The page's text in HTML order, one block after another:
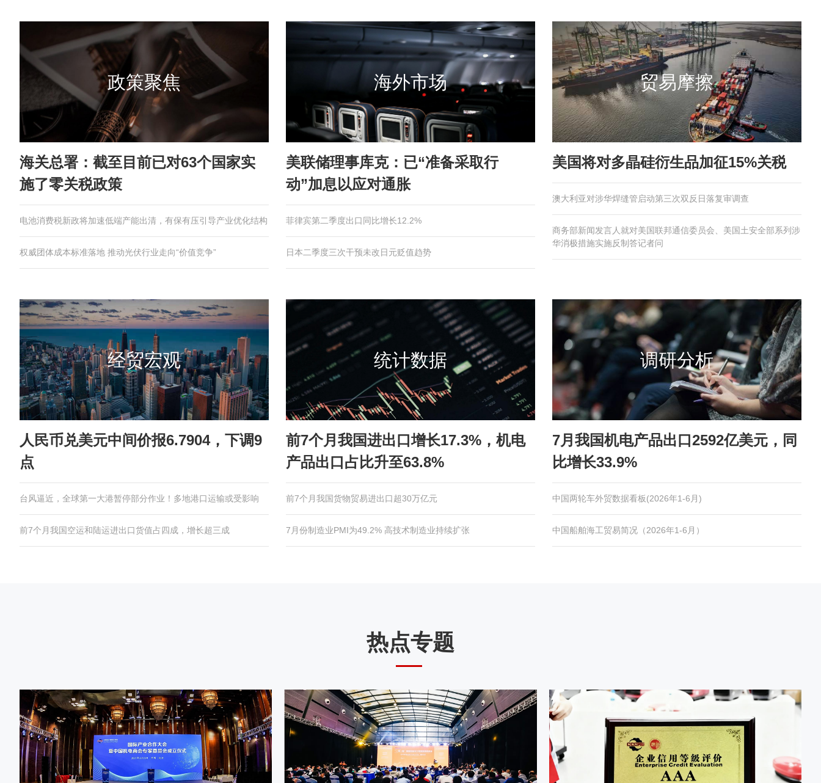
政策聚焦
海关总署：截至目前已对63个国家实
施了零关税政策
电池消费税新政将加速低端产能出清，有保有压引导产业优化结构
权威团体成本标准落地 推动光伏行业走向“价值竞争”
海外市场
美联储理事库克：已“准备采取行
动”加息以应对通胀
菲律宾第二季度出口同比增长12.2%
日本二季度三次干预未改日元贬值趋势
贸易摩擦
美国将对多晶硅衍生品加征15%关税
澳大利亚对涉华焊缝管启动第三次双反日落复审调查
商务部新闻发言人就对美国联邦通信委员会、美国土安全部系列涉
华消极措施实施反制答记者问
经贸宏观
人民币兑美元中间价报6.7904，下调9
点
台风逼近，全球第一大港暂停部分作业！多地港口运输或受影响
前7个月我国空运和陆运进出口货值占四成，增长超三成
统计数据
前7个月我国进出口增长17.3%，机电
产品出口占比升至63.8%
前7个月我国货物贸易进出口超30万亿元
7月份制造业PMI为49.2% 高技术制造业持续扩张
调研分析
7月我国机电产品出口2592亿美元，同
比增长33.9%
中国两轮车外贸数据看板(2026年1-6月)
中国船舶海工贸易简况（2026年1-6月）
热点专题